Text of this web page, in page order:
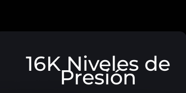
16K Niveles de
Presión